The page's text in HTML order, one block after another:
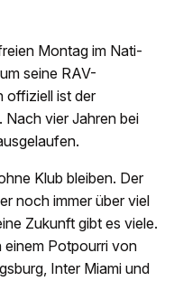
Montag im Nati-
seine RAV-
offiziell ist der
Nach vier Jahren bei
Klub bleiben. Der
noch immer über viel
Zukunft gibt es viele.
einem Potpourri von
Inter Miami und